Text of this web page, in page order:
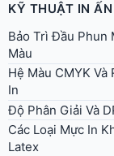
KỸ THUẬT IN ẤN
Bảo Trì Đầu Phun
Màu
Hệ Màu CMYK Và
In
Độ Phân Giải Và
Các Loại Mực In
Latex